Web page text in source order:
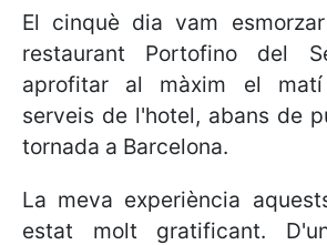
El cinquè dia vam
restaurant Portofino del
aprofitar al màxim el
serveis de l'hotel, abans de
tornada a Barcelona.
La meva experiència
estat molt gratificant.